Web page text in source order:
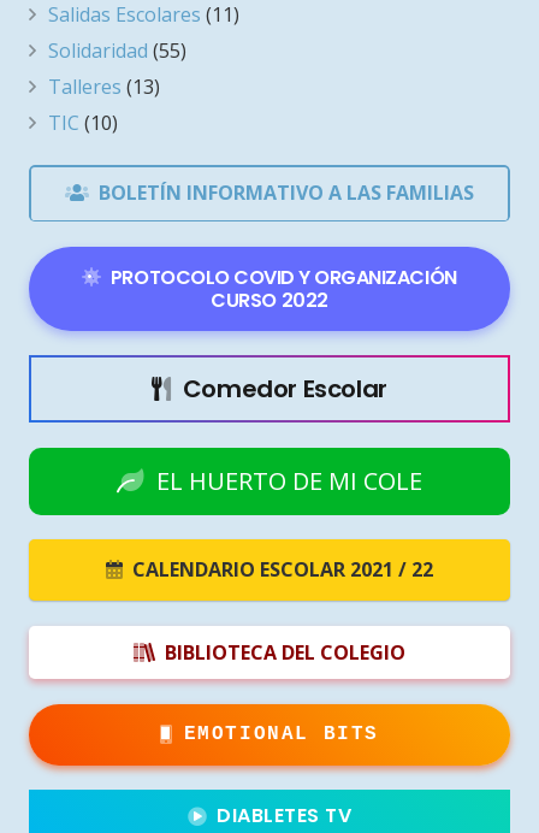
Salidas Escolares (11)
Solidaridad (55)
Talleres (13)
TIC (10)
BOLETÍN INFORMATIVO A LAS FAMILIAS
PROTOCOLO COVID Y ORGANIZACIÓN
CURSO 2022
Comedor Escolar
EL HUERTO DE MI COLE
CALENDARIO ESCOLAR 2021 / 22
BIBLIOTECA DEL COLEGIO
EMOTIONAL BITS
DIABLETES TV